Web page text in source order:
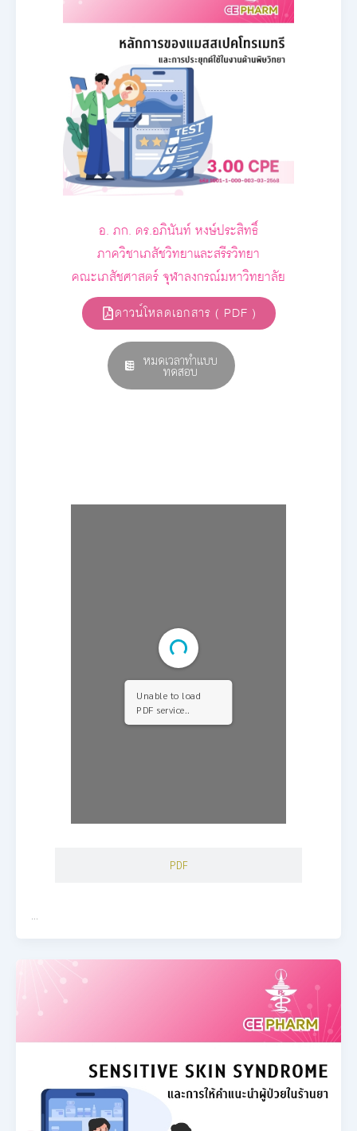
อ. ภก. ดร.อภินันท์ หงษ์ประสิทธิ์
ภาควิชาเภสัชวิทยาและสรีรวิทยา
คณะเภสัชศาสตร์ จุฬาลงกรณ์มหาวิทยาลัย
ดาวน์โหลดเอกสาร ( PDF )
หมดเวลาทำแบบ
ทดสอบ
PDF
Unable to load
PDF service..